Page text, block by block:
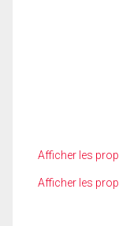
Afficher les
Afficher les